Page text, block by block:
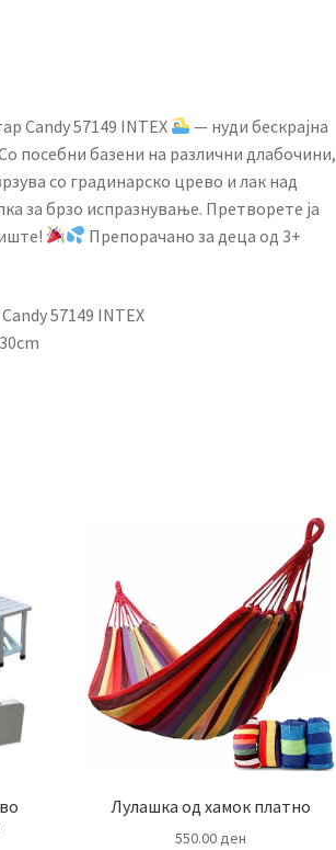
Candy 57149 INTEX
— нуди бескрајна
посебни базени на различни длабочини,
со градинарско црево и лак над
за брзо испразнување. Претворете ја
Препорачано за деца од 3+
57149 INTEX
Лулашка од хамок платно
550.00ден